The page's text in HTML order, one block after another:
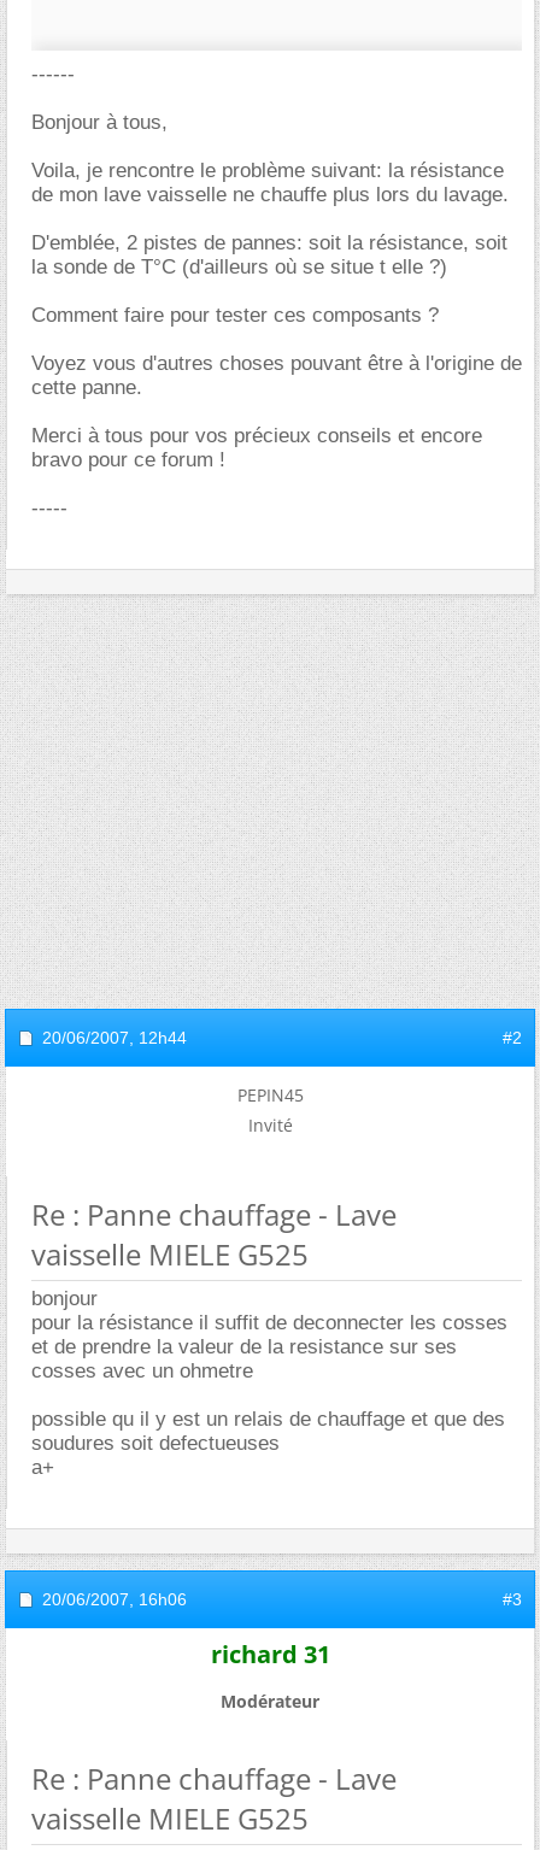
------
Bonjour à tous,
Voila, je rencontre le problème suivant: la résistance
de mon lave vaisselle ne chauffe plus lors du lavage.
D'emblée, 2 pistes de pannes: soit la résistance, soit
la sonde de T°C (d'ailleurs où se situe t elle ?)
Comment faire pour tester ces composants ?
Voyez vous d'autres choses pouvant être à l'origine de
cette panne.
Merci à tous pour vos précieux conseils et encore
bravo pour ce forum !
-----
20/06/2007, 12h44 #2
PEPIN45
Invité
Re : Panne chauffage - Lave
vaisselle MIELE G525
bonjour
pour la résistance il suffit de deconnecter les cosses
et de prendre la valeur de la resistance sur ses
cosses avec un ohmetre
possible qu il y est un relais de chauffage et que des
soudures soit defectueuses
a+
20/06/2007, 16h06 #3
richard 31
Modérateur
Re : Panne chauffage - Lave
vaisselle MIELE G525